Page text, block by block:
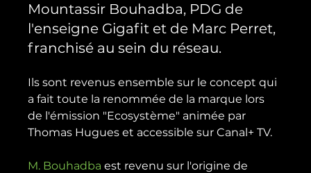
Mountassir Bouhadba, PDG de
l'enseigne Gigafit et de Marc Perret,
franchisé au sein du réseau.
Ils sont revenus ensemble sur le concept qui
a fait toute la renommée de la marque lors
de l'émission "Ecosystème" animée par
Thomas Hugues et accessible sur Canal+ TV.
M. Bouhadba est revenu sur l'origine de